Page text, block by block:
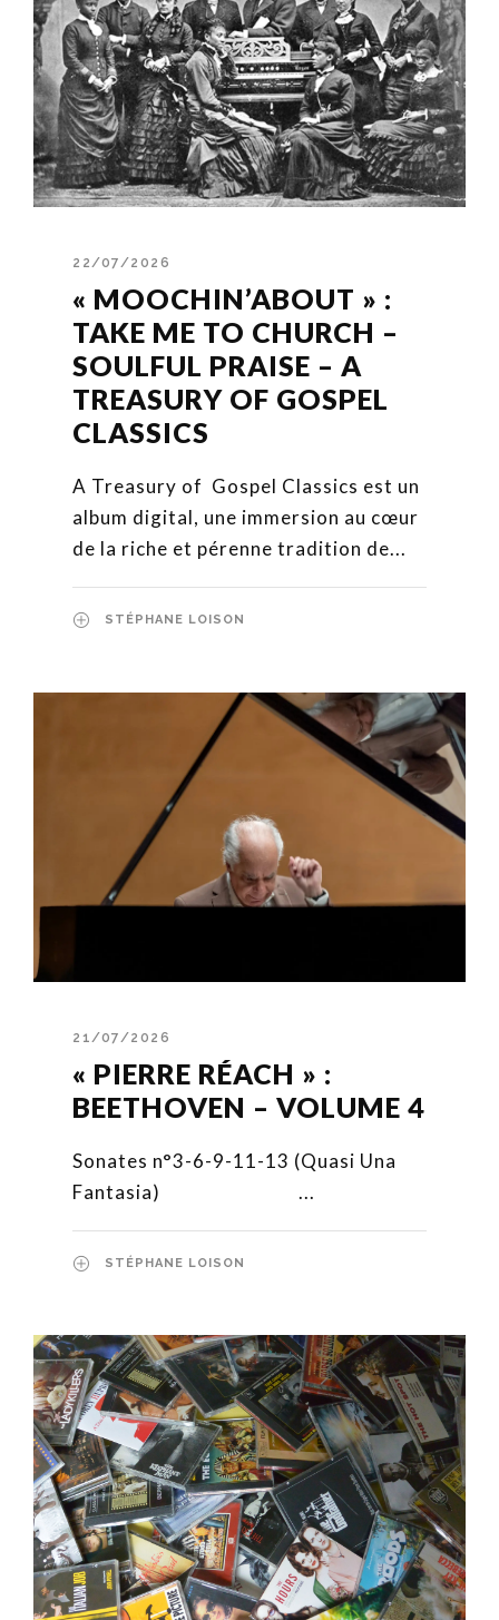
22/07/2026
« MOOCHIN’ABOUT » :
TAKE ME TO CHURCH –
SOULFUL PRAISE – A
TREASURY OF GOSPEL
CLASSICS
A Treasury of Gospel Classics est un
album digital, une immersion au cœur
de la riche et pérenne tradition de...
STÉPHANE LOISON
21/07/2026
« PIERRE RÉACH » :
BEETHOVEN – VOLUME 4
Sonates n°3-6-9-11-13 (Quasi Una
Fantasia) ...
STÉPHANE LOISON